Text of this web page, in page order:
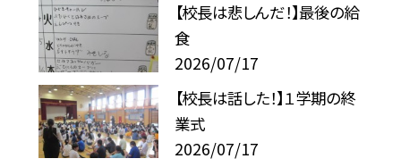
【校長は悲しんだ！】最後の給
食
2026/07/17
【校長は話した！】１学期の終
業式
2026/07/17